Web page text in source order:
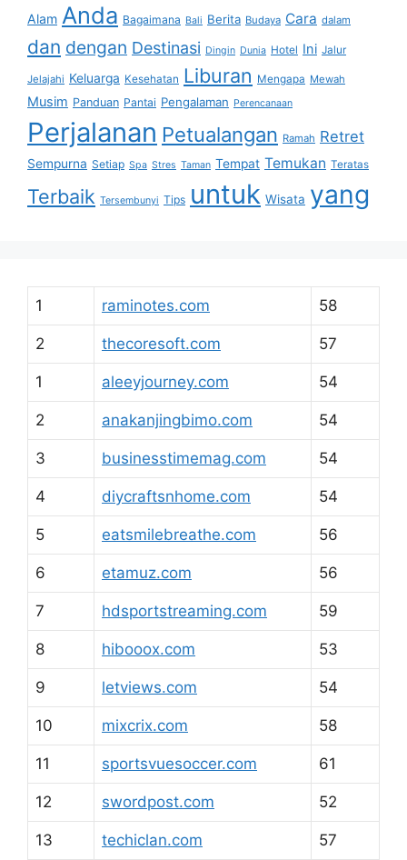
Alam Anda Bagaimana Bali Berita Budaya Cara dalam
dan dengan Destinasi Dingin Dunia Hotel Ini Jalur
Jelajahi Keluarga Kesehatan Liburan Mengapa Mewah
Musim Panduan Pantai Pengalaman Perencanaan
Perjalanan Petualangan Ramah Retret
Sempurna Setiap Spa Stres Taman Tempat Temukan Teratas
Terbaik Tersembunyi Tips untuk Wisata yang
1 raminotes.com 58
2 thecoresoft.com 57
1 aleeyjourney.com 54
2 anakanjingbimo.com 54
3 businesstimemag.com 54
4 diycraftsnhome.com 54
5 eatsmilebreathe.com 56
6 etamuz.com 56
7 hdsportstreaming.com 59
8 hibooox.com 53
9 letviews.com 54
10 mixcrix.com 58
11 sportsvuesoccer.com 61
12 swordpost.com 52
13 techiclan.com 57